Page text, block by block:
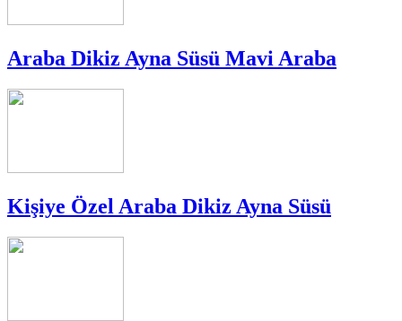
Araba Dikiz Ayna Süsü Mavi Araba
Kişiye Özel Araba Dikiz Ayna Süsü